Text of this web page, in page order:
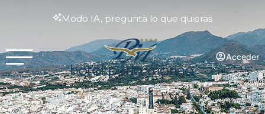
Modo IA, pregunta lo que quieras
Acceder